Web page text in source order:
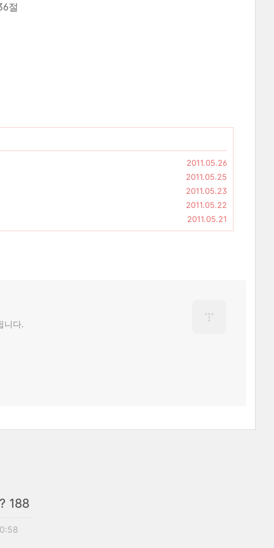
절
2011.05.26
2011.05.25
2011.05.23
2011.05.22
2011.05.21
니다.
188